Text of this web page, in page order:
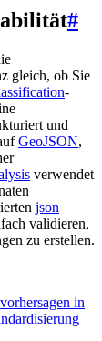
#
gleich, ob Sie
-
und
GeoJSON,
verwendet
json
validieren,
zu erstellen.
in